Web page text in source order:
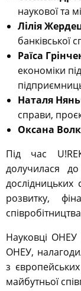
наукової та
Лілія
банківської
Раїса
економіки
Наталя
справи,
Оксана
Під час
долучилася
дослідницьких
розвитку,
Науковці ОНЕУ
ОНЕУ,
з
майбутньої